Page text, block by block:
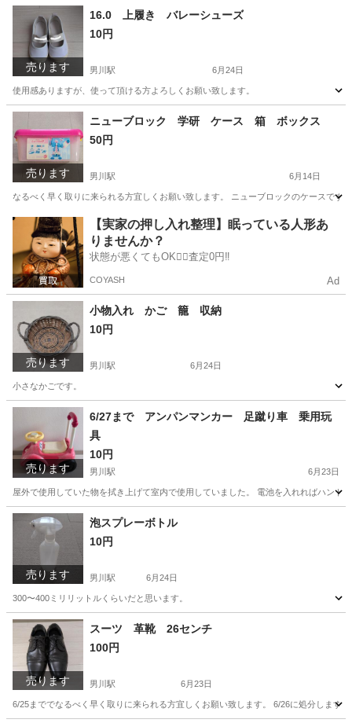
愛知 岡崎市 周辺機器
売ります
16.0 上履き バレーシューズ
10円
男川駅 6月24日
使用感ありますが、使って頂ける方よろしくお願い致します。
愛知 岡崎市 キッズ用品 バレー
売ります
ニューブロック 学研 ケース 箱 ボックス
50円
男川駅 6月14日
なるべく早く取りに来られる方宜しくお願い致します。 ニューブロックのケースです
愛知 岡崎市 男川駅 おもちゃ
【実家の押し入れ整理】眠っている人形あ
りませんか？
状態が悪くてもOK🙆‍♀️査定0円‼️
COYASH Ad
売ります
小物入れ かご 籠 収納
10円
男川駅 6月24日
小さなかごです。
愛知 岡崎市 男川駅 生活雑貨
売ります
6/27まで アンパンマンカー 足蹴り車 乗用玩
具
10円
男川駅 6月23日
屋外で使用していた物を拭き上げて室内で使用していました。 電池を入れればハン
愛知 岡崎市 男川駅 おもちゃ
売ります
泡スプレーボトル
10円
男川駅 6月24日
300〜400ミリリットルくらいだと思います。
愛知 岡崎市 家庭用品 スプレー
売ります
スーツ 革靴 26センチ
100円
男川駅 6月23日
6/25まででなるべく早く取りに来られる方宜しくお願い致します。 6/26に処分します